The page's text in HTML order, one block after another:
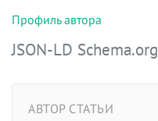
Профиль автора
JSON-LD Schema.org
АВТОР СТАТЬИ